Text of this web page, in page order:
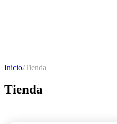
Inicio/Tienda
Tienda